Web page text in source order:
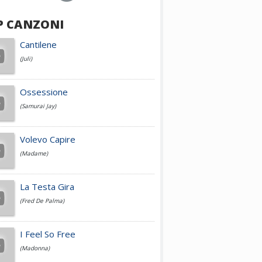
Achille Lauro
Cesare Cremonini
Jovanotti
Fedez
Simone Cristicchi
CANZONI
Cantilene
(Juli)
Ossessione
(Samurai Jay)
Volevo Capire
(Madame)
La Testa Gira
(Fred De Palma)
I Feel So Free
(Madonna)